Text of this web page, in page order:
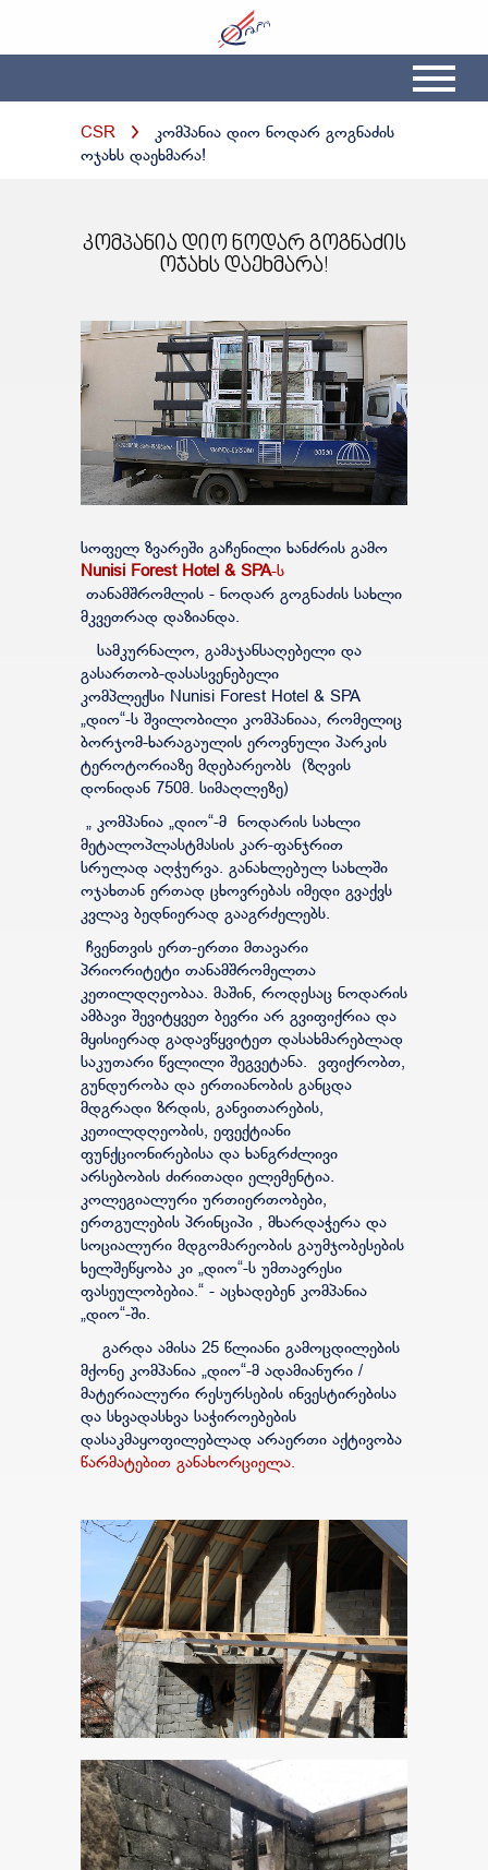
CSR
კომპანია დიო ნოდარ გოგნაძის
ოჯახს დაეხმარა!
კომპანია დიო ნოდარ გოგნაძის
ოჯახს დაეხმარა!
სოფელ ზვარეში გაჩენილი ხანძრის გამო
Nunisi Forest Hotel & SPA-ს
თანამშრომლის - ნოდარ გოგნაძის სახლი
მკვეთრად დაზიანდა.
სამკურნალო, გამაჯანსაღებელი და
გასართობ-დასასვენებელი
კომპლექსი Nunisi Forest Hotel & SPA
„დიო“-ს შვილობილი კომპანიაა, რომელიც
ბორჯომ-ხარაგაულის ეროვნული პარკის
ტეროტორიაზე მდებარეობს (ზღვის
დონიდან 750მ. სიმაღლეზე)
„ კომპანია „დიო“-მ ნოდარის სახლი
მეტალოპლასტმასის კარ-ფანჯრით
სრულად აღჭურვა. განახლებულ სახლში
ოჯახთან ერთად ცხოვრებას იმედი გვაქვს
კვლავ ბედნიერად გააგრძელებს.
ჩვენთვის ერთ-ერთი მთავარი
პრიორიტეტი თანამშრომელთა
კეთილდღეობაა. მაშინ, როდესაც ნოდარის
ამბავი შევიტყვეთ ბევრი არ გვიფიქრია და
მყისიერად გადავწყვიტეთ დასახმარებლად
საკუთარი წვლილი შეგვეტანა. ვფიქრობთ,
გუნდურობა და ერთიანობის განცდა
მდგრადი ზრდის, განვითარების,
კეთილდღეობის, ეფექტიანი
ფუნქციონირებისა და ხანგრძლივი
არსებობის ძირითადი ელემენტია.
კოლეგიალური ურთიერთობები,
ერთგულების პრინციპი , მხარდაჭერა და
სოციალური მდგომარეობის გაუმჯობესების
ხელშეწყობა კი „დიო“-ს უმთავრესი
ფასეულობებია.“ - აცხადებენ კომპანია
„დიო“-ში.
გარდა ამისა 25 წლიანი გამოცდილების
მქონე კომპანია „დიო“-მ ადამიანური /
მატერიალური რესურსების ინვესტირებისა
და სხვადასხვა საჭიროებების
დასაკმაყოფილებლად არაერთი აქტივობა
წარმატებით განახორციელა.